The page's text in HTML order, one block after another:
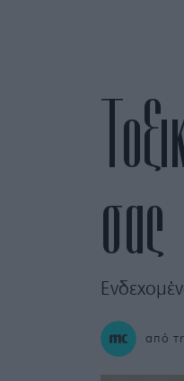
σας
από